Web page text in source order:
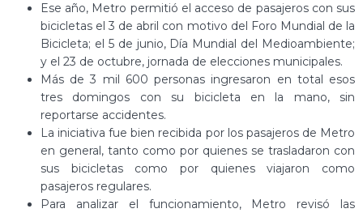
Ese año, Metro permitió el acceso de pasajeros con sus
bicicletas el 3 de abril con motivo del Foro Mundial de la
Bicicleta; el 5 de junio, Día Mundial del Medioambiente;
y el 23 de octubre, jornada de elecciones municipales.
Más de 3 mil 600 personas ingresaron en total esos
tres domingos con su bicicleta en la mano, sin
reportarse accidentes.
La iniciativa fue bien recibida por los pasajeros de Metro
en general, tanto como por quienes se trasladaron con
sus bicicletas como por quienes viajaron como
pasajeros regulares.
Para analizar el funcionamiento, Metro revisó las